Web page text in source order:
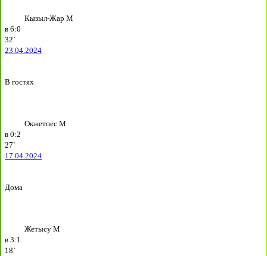
Кызыл-Жар М
в 6:0
32`
23.04.2024
В гостях
Окжетпес М
в 0:2
27`
17.04.2024
Дома
Жетысу М
в 3:1
18`